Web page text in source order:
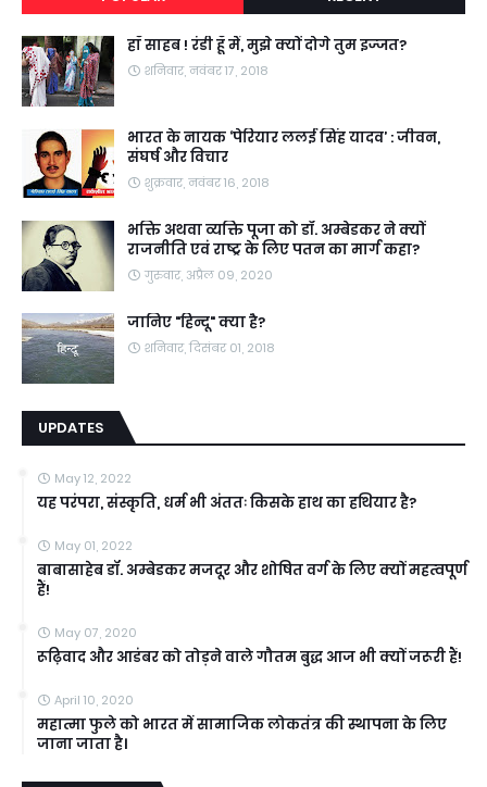
हाँ साहब ! रंडी हूँ मैं, मुझे क्यों दोगे तुम इज्जत?
शनिवार, नवंबर 17, 2018
भारत के नायक ‘पेरियार ललई सिंह यादव’ : जीवन,
संघर्ष और विचार
शुक्रवार, नवंबर 16, 2018
भक्ति अथवा व्यक्ति पूजा को डॉ. अम्बेडकर ने क्यों
राजनीति एवं राष्ट्र के लिए पतन का मार्ग कहा?
गुरुवार, अप्रैल 09, 2020
जानिए "हिन्दू" क्या है?
शनिवार, दिसंबर 01, 2018
UPDATES
May 12, 2022
यह परंपरा, संस्कृति, धर्म भी अंततः किसके हाथ का हथियार है?
May 01, 2022
बाबासाहेब डॉ. अम्बेडकर मजदूर और शोषित वर्ग के लिए क्यों महत्वपूर्ण
हैं!
May 07, 2020
रूढ़िवाद और आडंबर को तोड़ने वाले गौतम बुद्ध आज भी क्यों जरूरी हैं!
April 10, 2020
महात्मा फुले को भारत में सामाजिक लोकतंत्र की स्थापना के लिए
जाना जाता है।